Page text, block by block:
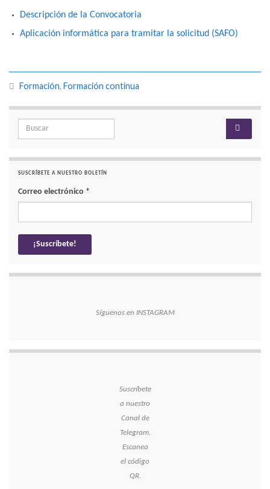
Descripción de la Convocatoria
Aplicación informática para tramitar la solicitud (SAFO)
Formación, Formación continua
Search for:
SUSCRÍBETE A NUESTRO BOLETÍN
Correo electrónico *
Síguenos en INSTAGRAM
Suscríbete
a nuestro
Canal de
Telegram.
Escanea
el código
QR.